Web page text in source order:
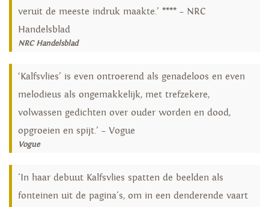
veruit de meeste indruk maakte.’ **** – NRC
Handelsblad
NRC Handelsblad
‘Kalfsvlies’ is even ontroerend als genadeloos en even
melodieus als ongemakkelijk, met trefzekere,
volwassen gedichten over ouder worden en dood,
opgroeien en spijt.’ – Vogue
Vogue
'In haar debuut Kalfsvlies spatten de beelden als
fonteinen uit de pagina's, om in een denderende vaart